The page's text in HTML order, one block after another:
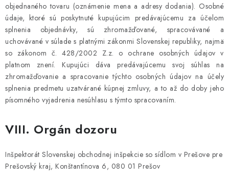
objednaného tovaru (oznámenie mena a adresy dodania). Osobné
údaje, ktoré sú poskytnuté kupujúcim predávajúcemu za účelom
splnenia objednávky, sú zhromažďované, spracovávané a
uchovávané v súlade s platnými zákonmi Slovenskej republiky, najmä
so zákonom č. 428/2002 Z.z. o ochrane osobných údajov v
platnom znení. Kupujúci dáva predávajúcemu svoj súhlas na
zhromažďovanie a spracovanie týchto osobných údajov na účely
splnenia predmetu uzatvárané kúpnej zmluvy, a to až do doby jeho
písomného vyjadrenia nesúhlasu s týmto spracovaním.
VIII. Orgán dozoru
Inšpektorát Slovenskej obchodnej inšpekcie so sídlom v Prešove pre
Prešovský kraj, Konštantínova 6, 080 01 Prešov